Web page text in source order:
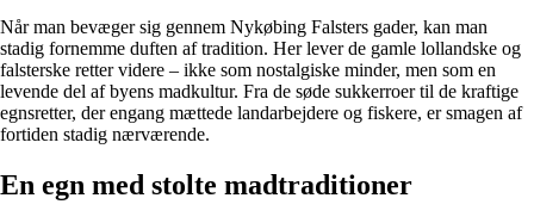
Når man bevæger sig gennem Nykøbing Falsters gader, kan man
stadig fornemme duften af tradition. Her lever de gamle lollandske og
falsterske retter videre – ikke som nostalgiske minder, men som en
levende del af byens madkultur. Fra de søde sukkerroer til de kraftige
egnsretter, der engang mættede landarbejdere og fiskere, er smagen af
fortiden stadig nærværende.
En egn med stolte madtraditioner